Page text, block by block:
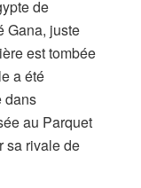
de
Gana, juste
est tombée
a été
dans
au Parquet
sa rivale de